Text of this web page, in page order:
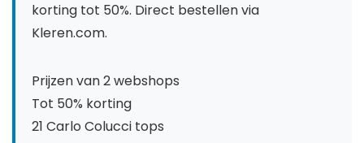
korting tot 50%. Direct bestellen via
Kleren.com.
Prijzen van 2 webshops
Tot 50% korting
21 Carlo Colucci tops